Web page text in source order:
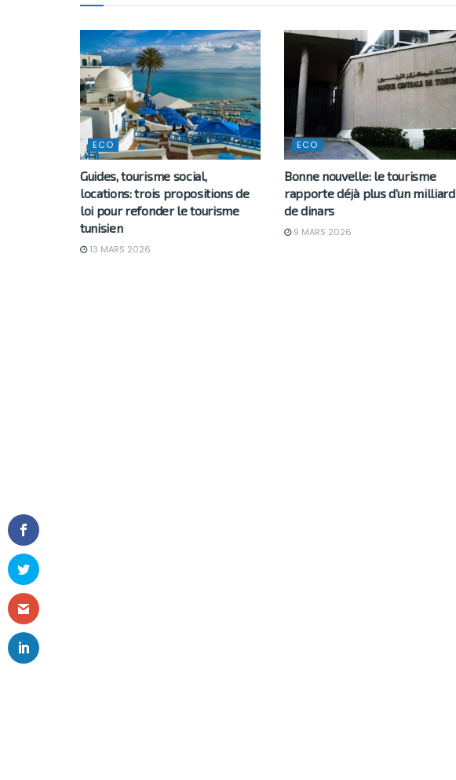
ECO
Guides, tourisme social,
locations: trois propositions de
loi pour refonder le tourisme
tunisien
13 MARS 2026
ECO
Bonne nouvelle: le tourisme
rapporte déjà plus d’un milliard
de dinars
9 MARS 2026